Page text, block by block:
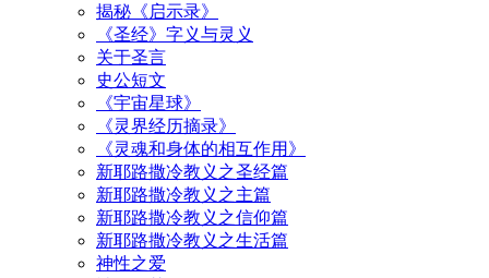
揭秘《启示录》
《圣经》字义与灵义
关于圣言
史公短文
《宇宙星球》
《灵界经历摘录》
《灵魂和身体的相互作用》
新耶路撒冷教义之圣经篇
新耶路撒冷教义之主篇
新耶路撒冷教义之信仰篇
新耶路撒冷教义之生活篇
神性之爱